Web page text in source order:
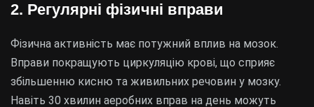
2. Регулярні фізичні вправи
Фізична активність має потужний вплив на мозок.
Вправи покращують циркуляцію крові, що сприяє
збільшенню кисню та живильних речовин у мозку.
Навіть 30 хвилин аеробних вправ на день можуть